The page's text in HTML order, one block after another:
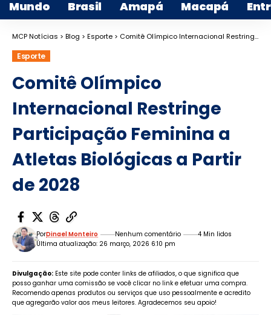
Mundo Brasil Amapá Macapá
MCP Notícias > Blog > Esporte > Comitê Olímpico Internacional Restringe Participação Feminina a Atletas Biológicas a Partir de 2028
Esporte
Comitê Olímpico
Internacional Restringe
Participação Feminina a
Atletas Biológicas a Partir
de 2028
Última atualização: 26 março, 2026 6:10 pm
PorDinael Monteiro Nenhum comentário 4 Min lidos
Divulgação: Este site pode conter links de afiliados, o que significa que
posso ganhar uma comissão se você clicar no link e efetuar uma compra.
Recomendo apenas produtos ou serviços que uso pessoalmente e acredito
que agregarão valor aos meus leitores. Agradecemos seu apoio!